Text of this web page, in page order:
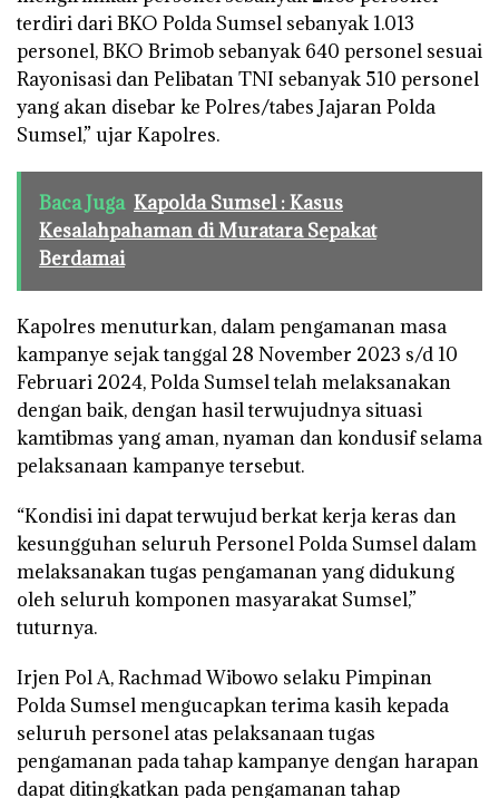
terdiri dari BKO Polda Sumsel sebanyak 1.013
personel, BKO Brimob sebanyak 640 personel sesuai
Rayonisasi dan Pelibatan TNI sebanyak 510 personel
yang akan disebar ke Polres/tabes Jajaran Polda
Sumsel,” ujar Kapolres.
Baca Juga Kapolda Sumsel : Kasus
Kesalahpahaman di Muratara Sepakat
Berdamai
Kapolres menuturkan, dalam pengamanan masa
kampanye sejak tanggal 28 November 2023 s/d 10
Februari 2024, Polda Sumsel telah melaksanakan
dengan baik, dengan hasil terwujudnya situasi
kamtibmas yang aman, nyaman dan kondusif selama
pelaksanaan kampanye tersebut.
“Kondisi ini dapat terwujud berkat kerja keras dan
kesungguhan seluruh Personel Polda Sumsel dalam
melaksanakan tugas pengamanan yang didukung
oleh seluruh komponen masyarakat Sumsel,”
tuturnya.
Irjen Pol A, Rachmad Wibowo selaku Pimpinan
Polda Sumsel mengucapkan terima kasih kepada
seluruh personel atas pelaksanaan tugas
pengamanan pada tahap kampanye dengan harapan
dapat ditingkatkan pada pengamanan tahap